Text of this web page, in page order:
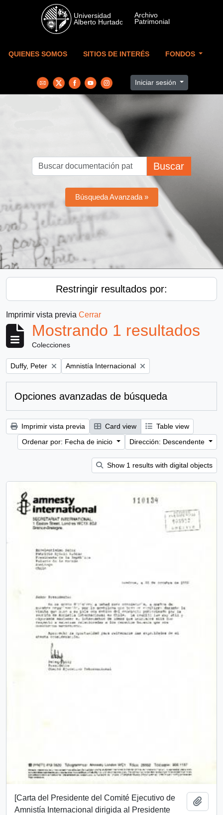
Skip to main content
QUIENES SOMOS SITIOS DE INTERÉS FONDOS
Iniciar sesión
Buscar
Búsqueda Avanzada »
Restringir resultados por:
Imprimir vista previa Cerrar
Mostrando 1 resultados
Colecciones
Remove filter:
Duffy, Peter Remove filter:
Amnistía Internacional
Opciones avanzadas de búsqueda
Imprimir vista previa Card view
Table view
Ordenar por: Fecha de inicio
Dirección: Descendente
Show 1 results with digital objects
[Carta del Presidente del Comité Ejecutivo de
Amnistía Internacional dirigida al Presidente